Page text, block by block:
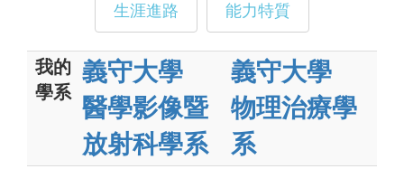
生涯進路 能力特質
我的
學系
義守大學
醫學影像暨
放射科學系
義守大學
物理治療學
系